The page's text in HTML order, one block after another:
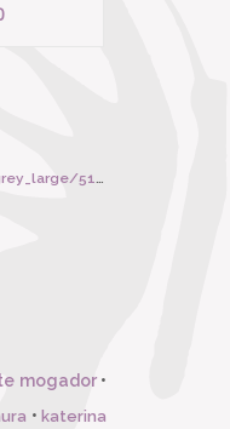
5185
mogador•
•katerina